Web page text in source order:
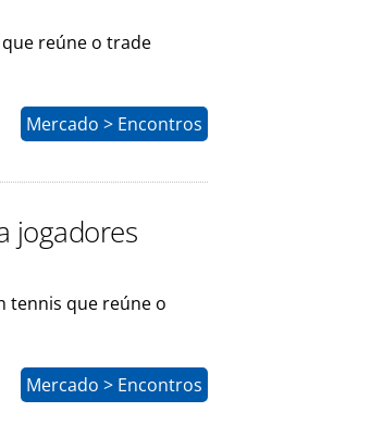
reúne o trade
Mercado > Encontros
jogadores
tennis que reúne o
Mercado > Encontros